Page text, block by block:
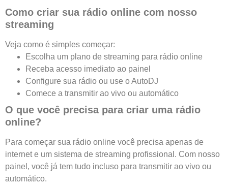
Como criar sua rádio online com nosso
streaming
Veja como é simples começar:
Escolha um plano de streaming para rádio online
Receba acesso imediato ao painel
Configure sua rádio ou use o AutoDJ
Comece a transmitir ao vivo ou automático
O que você precisa para criar uma rádio
online?
Para começar sua rádio online você precisa apenas de
internet e um sistema de streaming profissional. Com nosso
painel, você já tem tudo incluso para transmitir ao vivo ou
automático.